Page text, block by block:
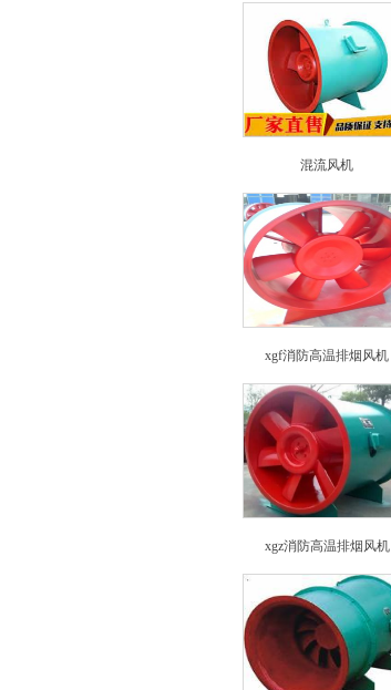
混流风机
xgf消防高温排烟风机
xgz消防高温排烟风机